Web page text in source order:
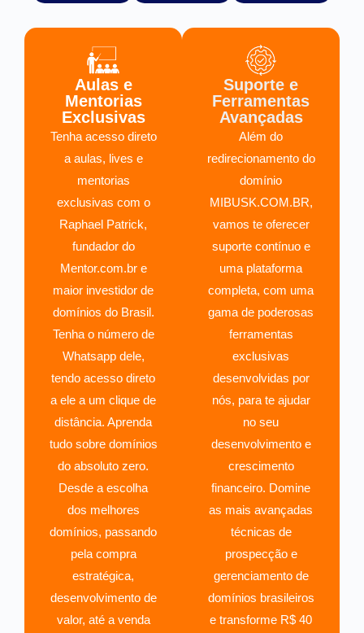
Aulas e
Mentorias
Exclusivas
Tenha acesso direto
a aulas, lives e
mentorias
exclusivas com o
Raphael Patrick,
fundador do
Mentor.com.br e
maior investidor de
domínios do Brasil.
Tenha o número de
Whatsapp dele,
tendo acesso direto
a ele a um clique de
distância. Aprenda
tudo sobre domínios
do absoluto zero.
Desde a escolha
dos melhores
domínios, passando
pela compra
estratégica,
desenvolvimento de
valor, até a venda
Suporte e
Ferramentas
Avançadas
Além do
redirecionamento do
domínio
MIBUSK.COM.BR,
vamos te oferecer
suporte contínuo e
uma plataforma
completa, com uma
gama de poderosas
ferramentas
exclusivas
desenvolvidas por
nós, para te ajudar
no seu
desenvolvimento e
crescimento
financeiro. Domine
as mais avançadas
técnicas de
prospecção e
gerenciamento de
domínios brasileiros
e transforme R$ 40